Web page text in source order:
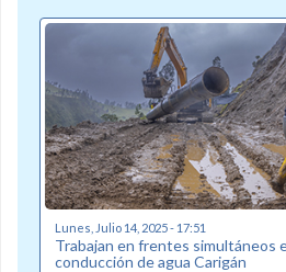
Lunes, Julio 14, 2025 - 17:51
Trabajan en frentes simultáneos
conducción de agua Carigán